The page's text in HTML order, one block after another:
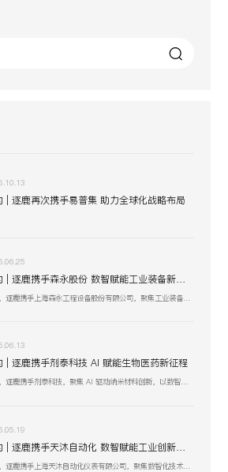
| 逐鹿再次携手易普集 助力全球化战略布局
签约 | 逐鹿携手森永股份 数智赋能工业装备新生态
| 逐鹿携手剂泰科技 AI 赋能生物医药新征程
近日，逐鹿携手剂泰科技，聚焦 AI 驱动纳米材料创新，以数智化融合助力靶向药物递送与研发技术突破，赋能剂泰科技在疾病治疗新疗法探索、AI 平台迭代升级中加速前行，共筑生物医药数智化创新生态 。
签约 | 逐鹿携手天沐自动化 数智赋能工业创新生态
近日，逐鹿携手上海天沐自动化仪表有限公司，聚焦数智化技术融合，以创新驱动工业场景升级，助力天沐自动化在智能制造、传感器研发等业务板块，深化数智应用，开启高效协同、精准创新的发展新篇 。